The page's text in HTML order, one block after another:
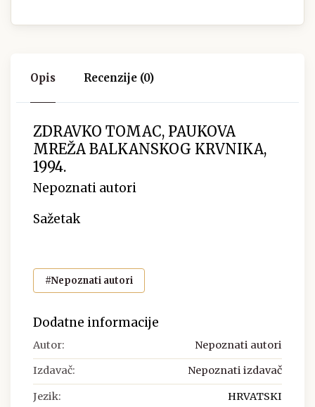
Opis Recenzije (0)
ZDRAVKO TOMAC, PAUKOVA
MREŽA BALKANSKOG KRVNIKA,
1994.
Nepoznati autori
Sažetak
#Nepoznati autori
Dodatne informacije
Autor: Nepoznati autori
Izdavač: Nepoznati izdavač
Jezik: HRVATSKI